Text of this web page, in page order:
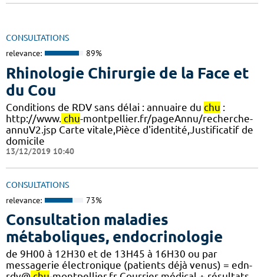
CONSULTATIONS
relevance: 89%
Rhinologie Chirurgie de la Face et
du Cou
Conditions de RDV sans délai : annuaire du chu :
http://www. chu-montpellier.fr/pageAnnu/recherche-
annuV2.jsp Carte vitale,Pièce d'identité,Justificatif de
domicile
13/12/2019 10:40
CONSULTATIONS
relevance: 73%
Consultation maladies
métaboliques, endocrinologie
de 9H00 à 12H30 et de 13H45 à 16H30 ou par
messagerie électronique (patients déjà venus) = edn-